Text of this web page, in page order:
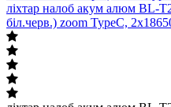
ліхтар налоб акум алюм BL-
біл.черв.) zoom TypeC,